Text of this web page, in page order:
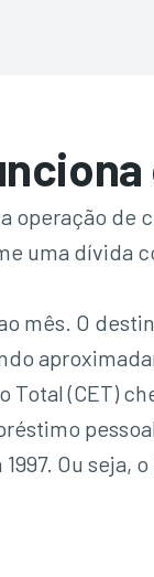
operação de
uma dívida
mês. O
Total (CET)
Ou seja,